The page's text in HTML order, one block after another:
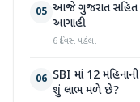
05 આજે ગુજરાત સહિત
આગાહી
6 દિવસ પહેલા
06 SBI માં 12
શું લાભ મળે છે?